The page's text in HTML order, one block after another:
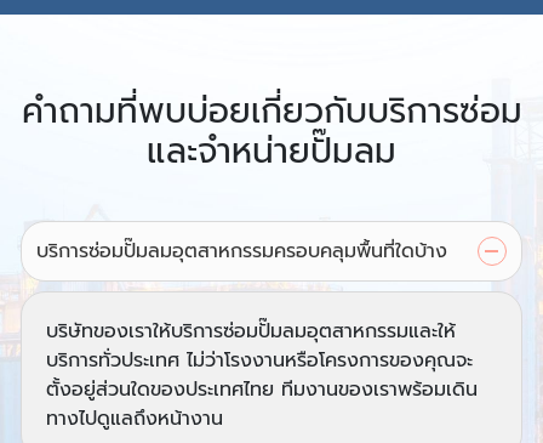
คำถามที่พบบ่อยเกี่ยวกับบริการซ่อม
และจำหน่ายปั๊มลม
บริการซ่อมปั๊มลมอุตสาหกรรมครอบคลุมพื้นที่ใดบ้าง
บริษัทของเราให้บริการซ่อมปั๊มลมอุตสาหกรรมและให้
บริการทั่วประเทศ ไม่ว่าโรงงานหรือโครงการของคุณจะ
ตั้งอยู่ส่วนใดของประเทศไทย ทีมงานของเราพร้อมเดิน
ทางไปดูแลถึงหน้างาน